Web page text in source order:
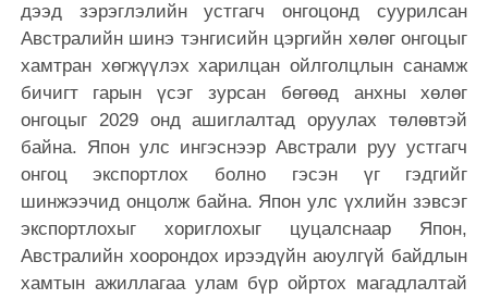
дээд зэрэглэлийн устгагч онгоцонд суурилсан
Австралийн шинэ тэнгисийн цэргийн хөлөг онгоцыг
хамтран хөгжүүлэх харилцан ойлголцлын санамж
бичигт гарын үсэг зурсан бөгөөд анхны хөлөг
онгоцыг 2029 онд ашиглалтад оруулах төлөвтэй
байна. Япон улс ингэснээр Австрали руу устгагч
онгоц экспортлох болно гэсэн үг гэдгийг
шинжээчид онцолж байна. Япон улс үхлийн зэвсэг
экспортлохыг хориглохыг цуцалснаар Япон,
Австралийн хоорондох ирээдүйн аюулгүй байдлын
хамтын ажиллагаа улам бүр ойртох магадлалтай